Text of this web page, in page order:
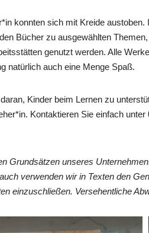
konnten sich mit Kreide
Bücher zu ausgewählten
genutzt werden. Alle
natürlich auch eine Menge Spaß.
Kinder beim Lernen zu
Kontaktieren Sie einfach
Grundsätzen unseres
verwenden wir in Texten den
einzuschließen. Versehentliche